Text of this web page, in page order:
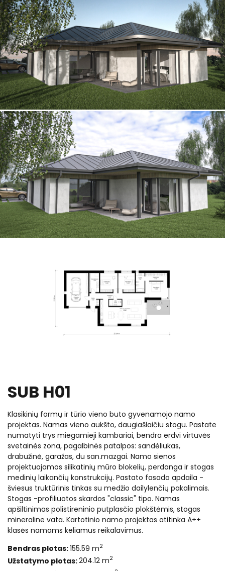
SUB H01
Klasikinių formų ir tūrio vieno buto gyvenamojo namo
projektas. Namas vieno aukšto, daugiašlaičiu stogu. Pastate
numatyti trys miegamieji kambariai, bendra erdvi virtuvės
svetainės zona, pagalbinės patalpos: sandėliukas,
drabužinė, garažas, du san.mazgai. Namo sienos
projektuojamos silikatinių mūro blokelių, perdanga ir stogas
medinių laikančių konstrukcijų. Pastato fasado apdaila -
šviesus truktūrinis tinkas su medžio dailylenčių pakalimais.
Stogas -profiliuotos skardos "classic" tipo. Namas
apšiltinimas polistireninio putplasčio plokštėmis, stogas
mineraline vata. Kartotinio namo projektas atitinka A++
klasės namams keliamus reikalavimus.
Bendras plotas:155.59 m2
Užstatymo plotas:204.12 m2